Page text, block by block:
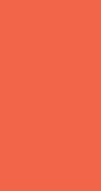
2026 : la
entiers vers la